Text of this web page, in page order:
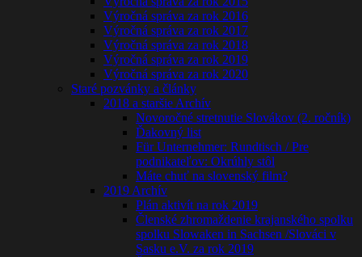
Výročná správa za rok 2016
Výročná správa za rok 2017
Výročná správa za rok 2018
Výročná správa za rok 2019
Výročná správa za rok 2020
Staré pozvánky a články
2018 a staršie Archív
Novoročné stretnutie Slovákov (2. ročník)
Ďakovný list
Für Unternehmer: Rundtisch / Pre
podnikateľov: Okrúhly stôl
Máte chuť na slovenský film?
2019 Archív
Plán aktivít na rok 2019
Členské zhromaždenie krajanského spolku
spolku Slowaken in Sachsen /Slováci v
Sasku e.V. za rok 2019